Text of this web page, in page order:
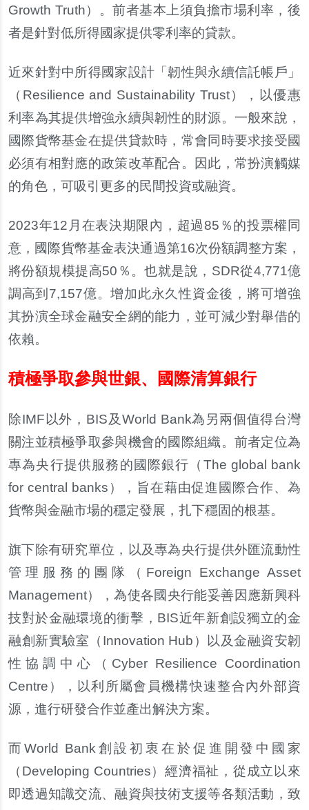
Growth Truth）。前者基本上須負擔市場利率，後
者是針對低所得國家提供零利率的貸款。
近來針對中所得國家設計「韌性與永續信託帳戶 」
（ Resilience and Sustainability Trust），以優惠
利率為其提供增強永續與韌性的財源。一般來說 ，
國際貨幣基金在提供貸款時，常會同時要求接受國
必須有相對應的政策改革配合。因此，常扮演觸媒
的角色，可吸引更多的民間投資或融資。
2023年12 月在表決期限內 ，超過85 ％的投票權同
意，國際貨幣基金表決通過第16次份額調整方案，
將份額規模提高50 ％。也就是說 ， SDR從4,771億
調高到 7,157億。增加此永久性資金後，將可增強
其扮演全球金融安全網的能力，並可減少對舉借的
依賴。
積極爭取參與世銀、國際清算銀行
除IMF 以外， BIS及World Bank為 另兩個值得台灣
關注並積極爭取參與機會的國際組織。前者定位為
專為央行提供服務的國際銀行（ The global bank
for central banks ），旨在藉由促進國際合作、為
貨幣與金融市場的穩定發展，扎下穩固的根基。
旗下除有研究單位，以及專為央行提供外匯流動性
管理服務的團隊（ Foreign Exchange Asset
Management），為使各國央行能妥善因應新興科
技對於金融環境的衝擊 ， BIS近年新創設獨立的金
融創新實驗室（ Innovation Hub ）以及金融資安韌
性協調中心（ Cyber Resilience Coordination
Centre ），以利所屬會員機構快速整合內外部資
源，進行研發合作並產出解決方案。
而 World Bank創設初衷在於促進開發中國家
（ Developing Countries）經濟福祉，從成立以來
即透過知識交流、融資與技術支援等各類活動，致